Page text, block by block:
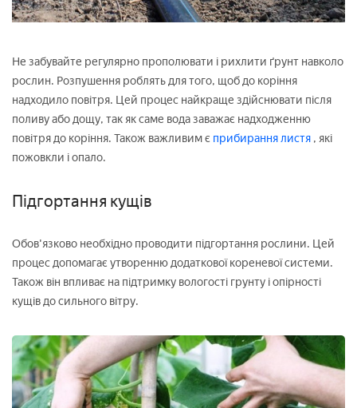
Не забувайте регулярно прополювати і рихлити ґрунт навколо
рослин. Розпушення роблять для того, щоб до коріння
надходило повітря. Цей процес найкраще здійснювати після
поливу або дощу, так як саме вода заважає надходженню
повітря до коріння. Також важливим є прибирання листя , які
пожовкли і опало.
Підгортання кущів
Обов'язково необхідно проводити підгортання рослини. Цей
процес допомагає утворенню додаткової кореневої системи.
Також він впливає на підтримку вологості грунту і опірності
кущів до сильного вітру.